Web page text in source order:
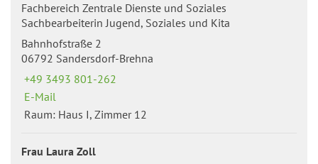
Fachbereich Zentrale Dienste und Soziales
Sachbearbeiterin Jugend, Soziales und Kita
Bahnhofstraße 2
06792 Sandersdorf-Brehna
+49 3493 801-262
E-Mail
Raum: Haus I, Zimmer 12
Frau Laura Zoll